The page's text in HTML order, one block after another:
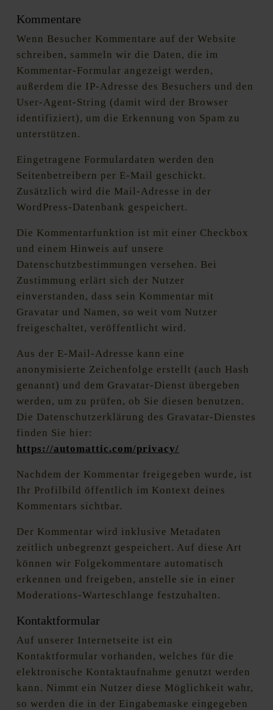
Kommentare
Wenn Besucher Kommentare auf der Website
schreiben, sammeln wir die Daten, die im
Kommentar-Formular angezeigt werden,
außerdem die IP-Adresse des Besuchers und den
User-Agent-String (damit wird der Browser
identifiziert), um die Erkennung von Spam zu
unterstützen.
Eingetragene Formulardaten werden den
Seitenbetreibern per E-Mail geschickt.
Zusätzlich wird die Mail-Adresse in der
WordPress-Datenbank gespeichert.
Die Kommentarfunktion ist mit einer Checkbox
und einem Hinweis auf unsere
Datenschutzbestimmungen versehen. Bei
Zustimmung erlärt sich der Nutzer
einverstanden, dass sein Kommentar mit
Gravatar und Namen, so weit vom Nutzer
freigeschaltet, veröffentlicht wird.
Aus der E-Mail-Adresse kann eine
anonymisierte Zeichenfolge erstellt (auch Hash
genannt) und dem Gravatar-Dienst übergeben
werden, um zu prüfen, ob Sie diesen benutzen.
Die Datenschutzerklärung des Gravatar-Dienstes
finden Sie hier:
https://automattic.com/privacy/
Nachdem der Kommentar freigegeben wurde, ist
Ihr Profilbild öffentlich im Kontext deines
Kommentars sichtbar.
Der Kommentar wird inklusive Metadaten
zeitlich unbegrenzt gespeichert. Auf diese Art
können wir Folgekommentare automatisch
erkennen und freigeben, anstelle sie in einer
Moderations-Warteschlange festzuhalten.
Kontaktformular
Auf unserer Internetseite ist ein
Kontaktformular vorhanden, welches für die
elektronische Kontaktaufnahme genutzt werden
kann. Nimmt ein Nutzer diese Möglichkeit wahr,
so werden die in der Eingabemaske eingegeben